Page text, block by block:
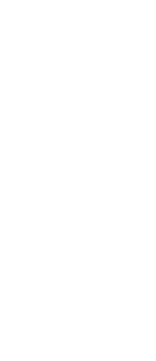
de Galilea,
Quedaban
porque
Había en la
el espíritu
puso a gritar
tenemos
¿Has
eres tú: el
le conminó
Y el demonio,